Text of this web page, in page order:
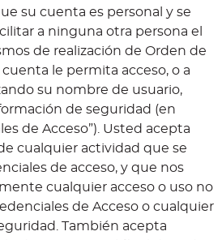
su cuenta es personal y se
a ninguna otra persona el
de realización de Orden de
le permita acceso, o a
su nombre de usuario,
de seguridad (en
de Acceso”). Usted acepta
cualquier actividad que se
de acceso, y que nos
cualquier acceso o uso no
de Acceso o cualquier
También acepta